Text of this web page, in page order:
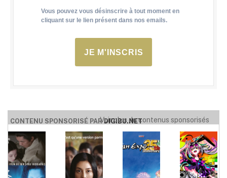
Vous pouvez vous désinscrire à tout moment en
cliquant sur le lien présent dans nos emails.
JE M'INSCRIS
CONTENU SPONSORISÉ PARDIGIBU.NET
Voir plus de contenus sponsorisés